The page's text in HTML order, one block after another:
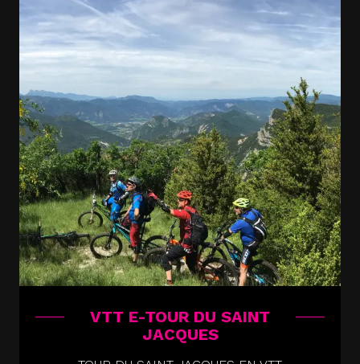
VTT E-TOUR DU SAINT
JACQUES